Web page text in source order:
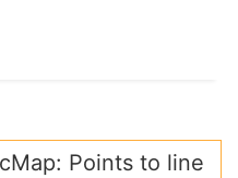
Points to line